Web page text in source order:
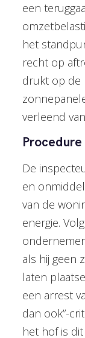
een
het
recht op
drukt op de
verleend
De
en
van de
energie.
als hij geen
laten
een arrest
dan ook”-
het hof is